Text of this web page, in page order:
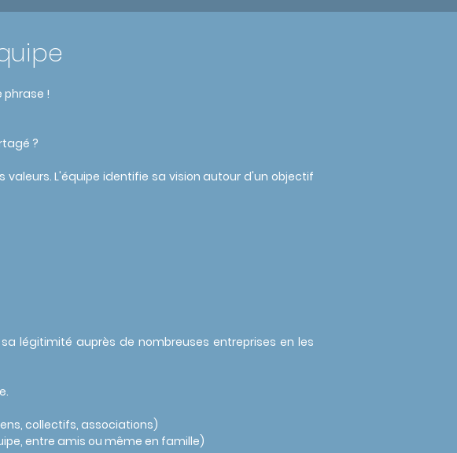
phrase !
?
valeurs. L'équipe identifie sa vision autour d'un objectif
légitimité auprès de nombreuses entreprises en les
collectifs, associations)
entre amis ou même en famille)